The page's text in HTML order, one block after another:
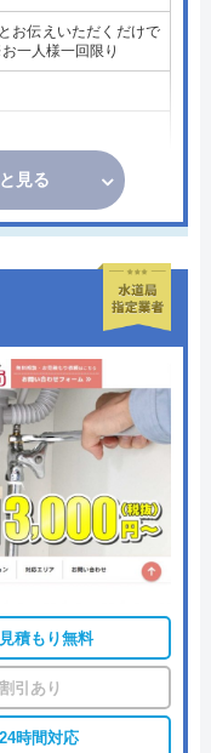
お伝えいただくだけで
一人様一回限り
見る
見積もり無料
割引あり
24時間対応